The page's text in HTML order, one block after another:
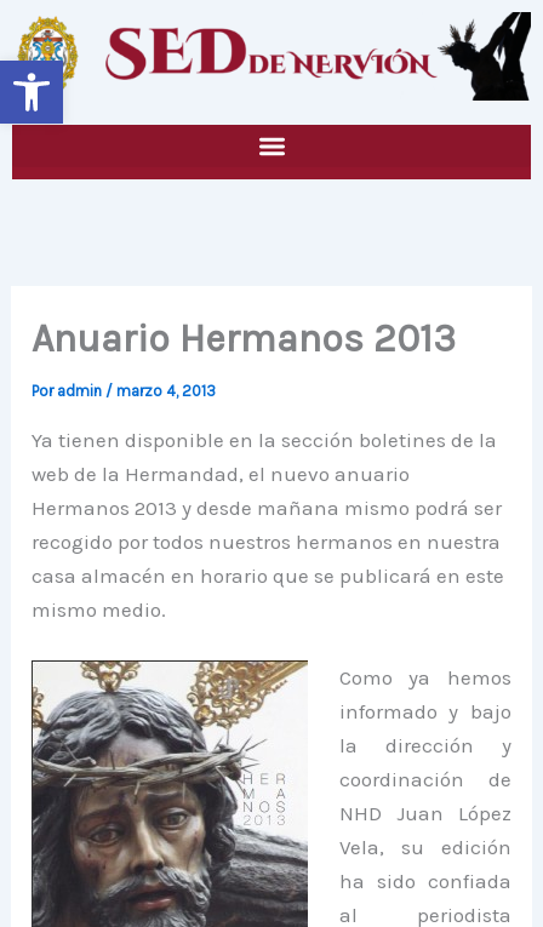
Abrir barra de herramientas
contenido
Anuario Hermanos 2013
Por admin /marzo 4, 2013
Ya tienen disponible en la sección boletines de la
web de la Hermandad, el nuevo anuario
Hermanos 2013 y desde mañana mismo podrá ser
recogido por todos nuestros hermanos en nuestra
casa almacén en horario que se publicará en este
mismo medio.
Como ya hemos
informado y bajo
la dirección y
coordinación de
NHD Juan López
Vela, su edición
ha sido confiada
al periodista